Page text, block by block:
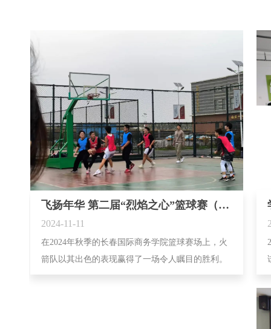
飞扬年华 第二届“烈焰之心”篮球赛（第 一 季）
2024-11-11
在2024年秋季的长春国际商务学院篮球赛场上，火
箭队以其出色的表现赢得了一场令人瞩目的胜利。